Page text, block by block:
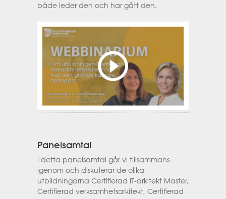
både leder den och har gått den.
Panelsamtal
I detta panelsamtal går vi tillsammans
igenom och diskuterar de olika
utbildningarna Certifierad IT-arkitekt Master,
Certifierad verksamhetsarkitekt, Certifierad